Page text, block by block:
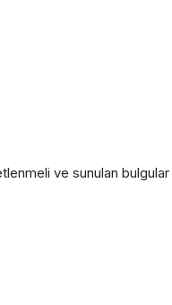
ve sunulan